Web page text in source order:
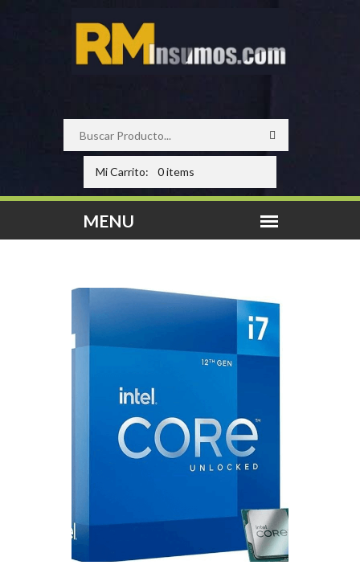
Mi Carrito: 0 items